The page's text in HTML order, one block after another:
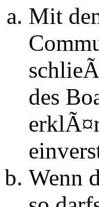
Mit
des
Wenn